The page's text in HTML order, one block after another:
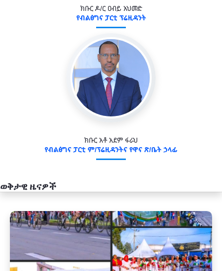
ክቡር ዶ/ር ዐብይ አህመድ
የብልፅግና ፓርቲ ፕሬዚዳንት
ክቡር አቶ አደም ፋራህ
የብልፅግና ፓርቲ ም/ፕሬዚዳንትና የዋና ጽ/ቤት ኃላፊ
ወቅታዊ ዜናዎች
አዲስ